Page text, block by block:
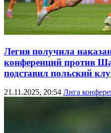
Легия получила
конференций против
подставил польский
21.11.2025, 20:54 Лига